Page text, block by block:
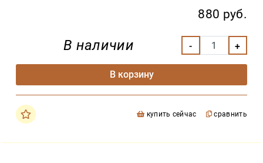
880 руб.
В наличии
В корзину
купить сейчас сравнить
magazin.ru